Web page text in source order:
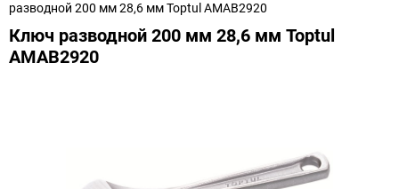
разводной 200 мм 28,6 мм Toptul AMAB2920
Ключ разводной 200 мм 28,6 мм Toptul
AMAB2920